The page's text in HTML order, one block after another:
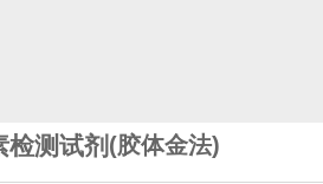
检测试剂 (胶体金法)